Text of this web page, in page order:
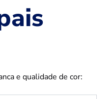
e qualidade de cor: